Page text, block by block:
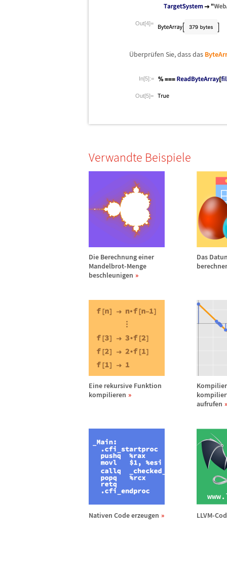
Out[4]=
Überprüfen Sie, dass das
In[5]:=
Out[5]=
Verwandte Beispiele
Die Berechnung einer
Mandelbrot-Menge
beschleunigen
Das
Eine rekursive Funktion
kompilieren
aufrufen
Nativen Code erzeugen LLVM-